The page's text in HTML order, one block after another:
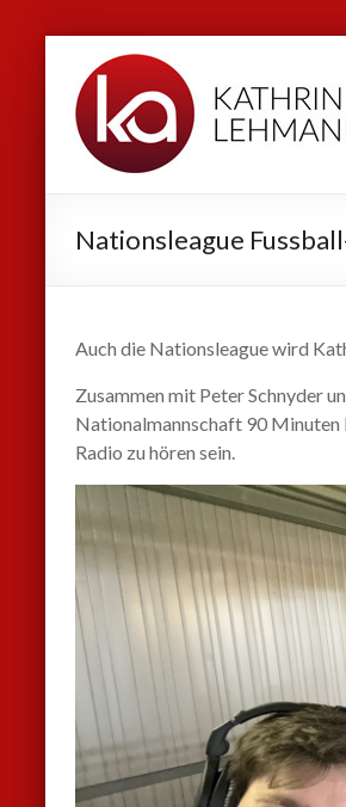
Inhalt
springen
Kathrin
Lehmann
Sport
Business
Nationsleague
Auch die Nationsleague wird
Zusammen mit Peter Schnyder
Nationalmannschaft 90
Radio zu hören sein.